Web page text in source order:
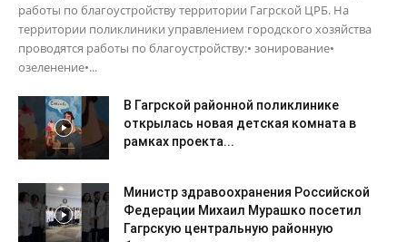
работы по благоустройству территории Гагрской ЦРБ. На
территории поликлиники управлением городского хозяйства
проводятся работы по благоустройству:• зонирование•
озеленение•...
В Гагрской районной поликлинике
открылась новая детская комната в
рамках проекта...
Министр здравоохранения Российской
Федерации Михаил Мурашко посетил
Гагрскую центральную районную